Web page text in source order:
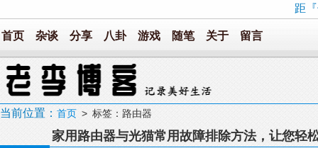
距
首页 杂谈 分享 八卦 游戏 随笔 关于 留言
当前位置： 首页 > 标签：路由器
家用路由器与光猫常用故障排除方法，让您轻